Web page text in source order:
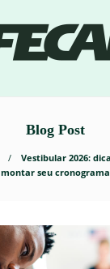
Blog Post
Vestibular 2026:
montar seu cronograma